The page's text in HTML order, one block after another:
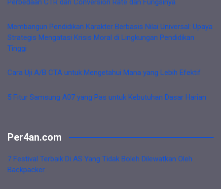
Perbedaan CTR dan Conversion Rate dan Fungsinya
Membangun Pendidikan Karakter Berbasis Nilai Universal: Upaya
Strategis Mengatasi Krisis Moral di Lingkungan Pendidikan
Tinggi
Cara Uji A/B CTA untuk Mengetahui Mana yang Lebih Efektif
5 Fitur Samsung A07 yang Pas untuk Kebutuhan Dasar Harian
Per4an.com
7 Festival Terbaik Di AS Yang Tidak Boleh Dilewatkan Oleh
Backpacker